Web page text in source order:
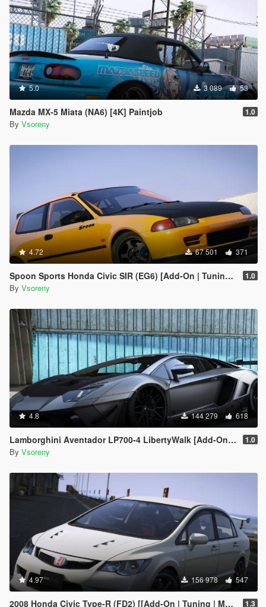
5.0 3 089 53
Mazda MX-5 Miata (NA6) [4K] Paintjob 1.0
By Vsoreny
4.72 67 501 371
Spoon Sports Honda Civic SIR (EG6) [Add-On | Tuning | Template] 1.0
By Vsoreny
4.8 144 279 618
Lamborghini Aventador LP700-4 LibertyWalk [Add-On | Tuning | Template] 1.0
By Vsoreny
4.97 156 978 547
2008 Honda Civic Type-R (FD2) [[Add-On | Tuning | Mugen | J'S Racing | Template] 1.3